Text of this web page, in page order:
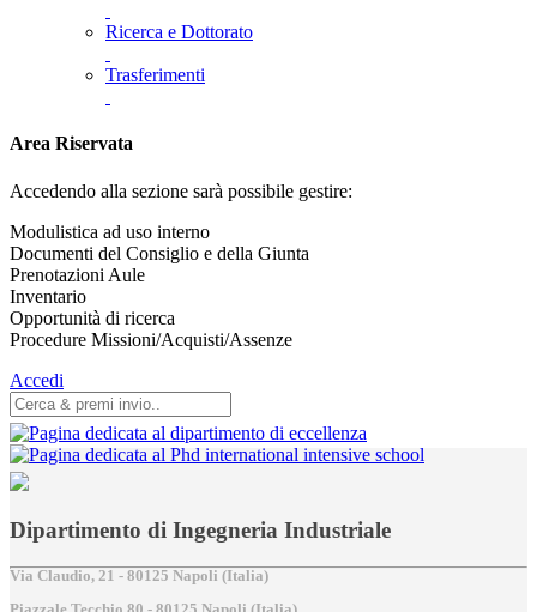
Ricerca e Dottorato
Trasferimenti
Area Riservata
Accedendo alla sezione sarà possibile gestire:
Modulistica ad uso interno
Documenti del Consiglio e della Giunta
Prenotazioni Aule
Inventario
Opportunità di ricerca
Procedure Missioni/Acquisti/Assenze
Accedi
Dipartimento di Ingegneria Industriale
Via Claudio, 21 - 80125 Napoli (Italia)